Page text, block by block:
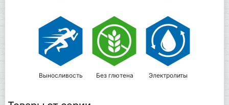
Выносливость Без глютена Электролиты